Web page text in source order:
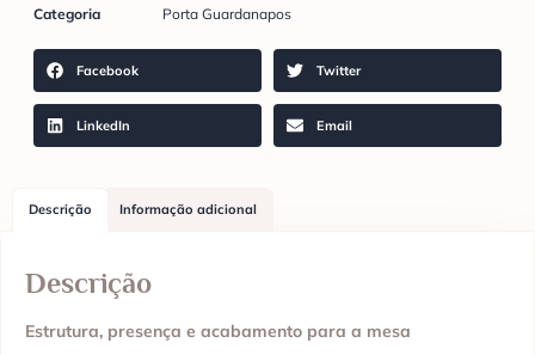
Categoria Porta Guardanapos
Facebook Twitter
LinkedIn Email
Descrição Informação adicional
Descrição
Estrutura, presença e acabamento para a mesa